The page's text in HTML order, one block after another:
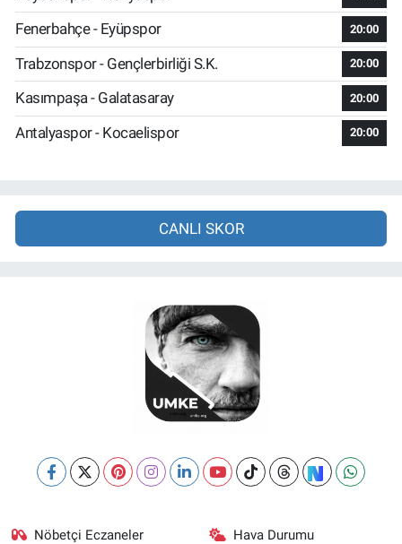
Fenerbahçe - Eyüpspor 20:00
Trabzonspor - Gençlerbirliği S.K. 20:00
Kasımpaşa - Galatasaray 20:00
Antalyaspor - Kocaelispor 20:00
CANLI SKOR
Nöbetçi Eczaneler Hava Durumu